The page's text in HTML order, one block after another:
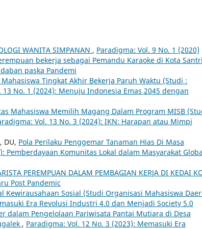
WANITA SIMPANAN , Paradigma: Vol. 9 No. 1 (2020)
bekerja sebagai Pemandu Karaoke di Kota Santri
paska Pandemi
Tingkat Akhir Bekerja Paruh Waktu (Studi :
13 No. 1 (2024): Menuju Indonesia Emas 2045 dengan
Mahasiswa Memilih Magang Dalam Program MISB
Vol. 13 No. 3 (2024): IKN: Harapan atau Mimpi
DU, Pola Perilaku Penggemar Tanaman Hias Di Masa
Pemberdayaan Komunitas Lokal dalam Masyarakat
PEREMPUAN DALAM PEMBAGIAN KERJA DI KEDAI
Post Pandemic
Kewirausahaan Sosial (Studi Organisasi Mahasiswa
Era Revolusi Industri 4.0 dan Menjadi Society 5.0
dalam Pengelolaan Pariwisata Pantai Mutiara di Desa
, Paradigma: Vol. 12 No. 3 (2023): Memasuki Era